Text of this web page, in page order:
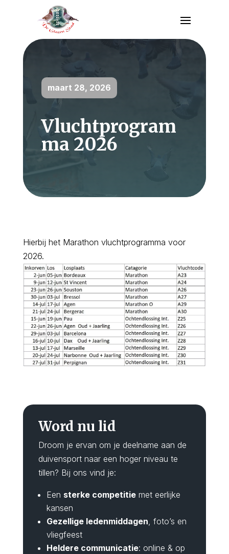
maart 28, 2026
Vluchtprogram
ma 2026
Hierbij het Marathon vluchtprogramma voor
2026.
Word nu lid
Droom je ervan om je deelname aan de
duivensport naar een hoger niveau te
tillen? Bij ons vind je:
Een sterke competitiemet eerlijke
kansen
Gezellige ledenmiddagen , foto’s en
vliegfeest
Heldere communicatie: online & op